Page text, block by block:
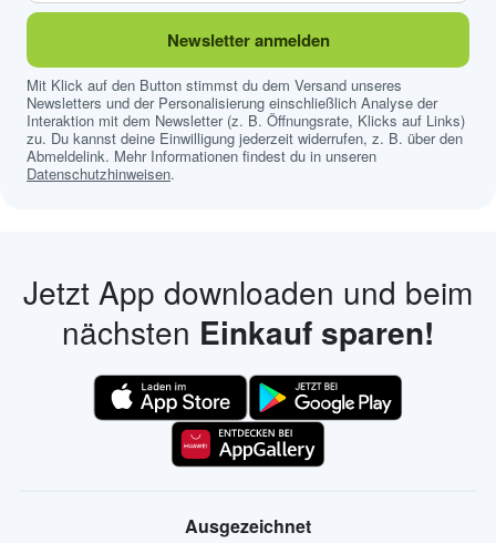
Newsletter anmelden
Mit Klick auf den Button stimmst du dem Versand unseres
Newsletters und der Personalisierung einschließlich Analyse der
Interaktion mit dem Newsletter (z. B. Öffnungsrate, Klicks auf Links)
zu. Du kannst deine Einwilligung jederzeit widerrufen, z. B. über den
Abmeldelink. Mehr Informationen findest du in unseren
Datenschutzhinweisen.
Jetzt App downloaden und beim
nächsten Einkauf sparen!
Ausgezeichnet